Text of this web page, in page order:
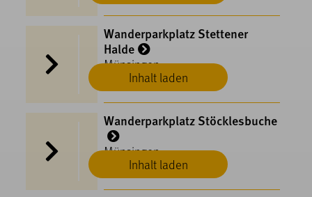
Inhalt laden
Wanderparkplatz Stettener
Halde
Münsingen
Inhalt laden
Wanderparkplatz Stöcklesbuche
Münsingen